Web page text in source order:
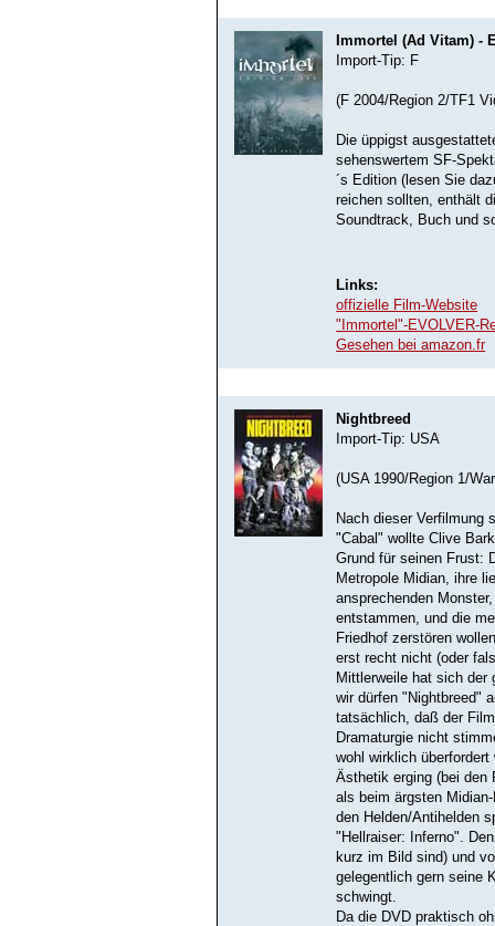
Immortel (Ad Vitam) -
Import-Tip: F
(F 2004/Region 2/TF1
Die üppigst
sehenswertem SF-
´s Edition (lesen Sie
reichen sollten, enthält
Soundtrack, Buch und
Links:
offizielle Film-Website
"Immortel"-EVOLVER-
Gesehen bei amazon.fr
Nightbreed
Import-Tip: USA
(USA 1990/Region 1/
Nach dieser Verfilmung
"Cabal" wollte Clive
Grund für seinen Frust:
Metropole Midian, ihre
ansprechenden
entstammen, und die
Friedhof zerstören
erst recht nicht (oder
Mittlerweile hat sich der
wir dürfen "Nightbreed"
tatsächlich, daß der
Dramaturgie nicht
wohl wirklich
Ästhetik erging (bei den
als beim ärgsten
den Helden/Antihelden
"Hellraiser: Inferno".
kurz im Bild sind) und
gelegentlich gern seine
schwingt.
Da die DVD praktisch